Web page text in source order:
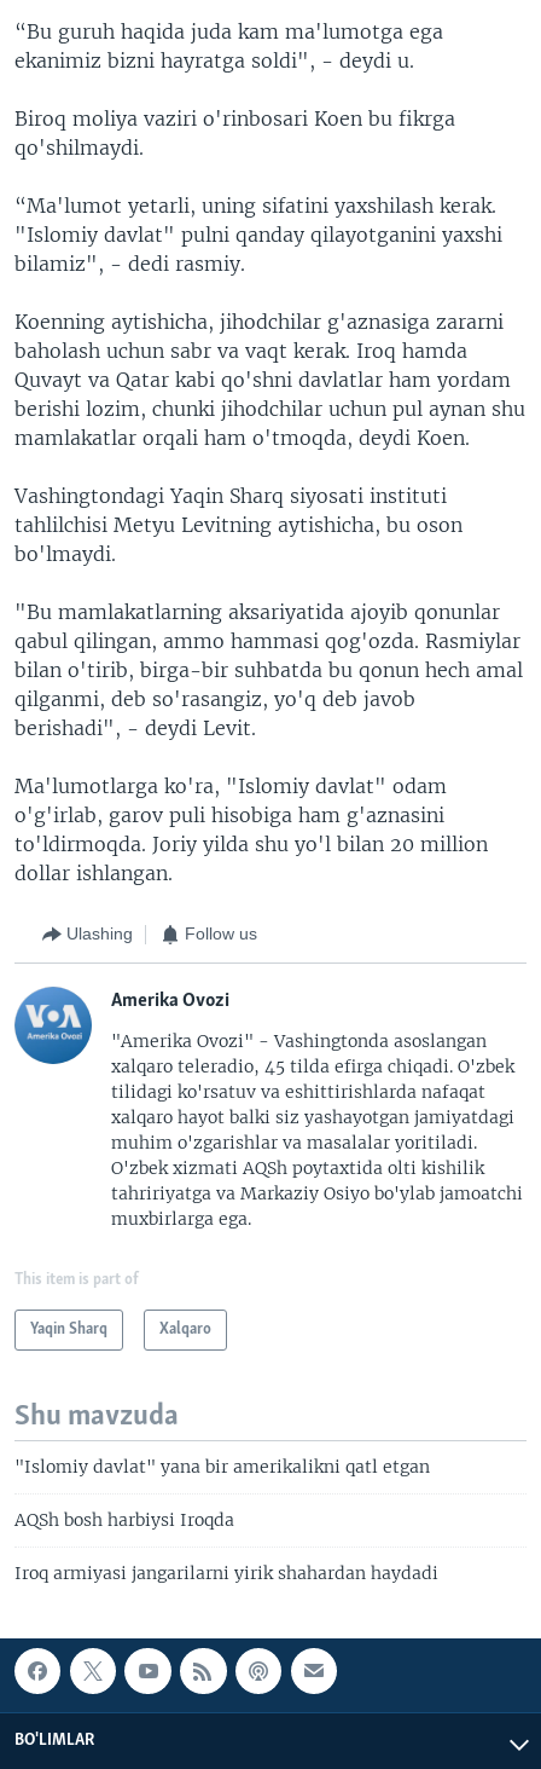
“Bu guruh haqida juda kam ma'lumotga ega
ekanimiz bizni hayratga soldi", - deydi u.
Biroq moliya vaziri o'rinbosari Koen bu fikrga
qo'shilmaydi.
“Ma'lumot yetarli, uning sifatini yaxshilash kerak.
"Islomiy davlat" pulni qanday qilayotganini yaxshi
bilamiz", - dedi rasmiy.
Koenning aytishicha, jihodchilar g'aznasiga zararni
baholash uchun sabr va vaqt kerak. Iroq hamda
Quvayt va Qatar kabi qo'shni davlatlar ham yordam
berishi lozim, chunki jihodchilar uchun pul aynan shu
mamlakatlar orqali ham o'tmoqda, deydi Koen.
Vashingtondagi Yaqin Sharq siyosati instituti
tahlilchisi Metyu Levitning aytishicha, bu oson
bo'lmaydi.
"Bu mamlakatlarning aksariyatida ajoyib qonunlar
qabul qilingan, ammo hammasi qog'ozda. Rasmiylar
bilan o'tirib, birga-bir suhbatda bu qonun hech amal
qilganmi, deb so'rasangiz, yo'q deb javob
berishadi", - deydi Levit.
Ma'lumotlarga ko'ra, "Islomiy davlat" odam
o'g'irlab, garov puli hisobiga ham g'aznasini
to'ldirmoqda. Joriy yilda shu yo'l bilan 20 million
dollar ishlangan.
Ulashing Follow us
Amerika Ovozi
"Amerika Ovozi" - Vashingtonda asoslangan
xalqaro teleradio, 45 tilda efirga chiqadi. O'zbek
tilidagi ko'rsatuv va eshittirishlarda nafaqat
xalqaro hayot balki siz yashayotgan jamiyatdagi
muhim o'zgarishlar va masalalar yoritiladi.
O'zbek xizmati AQSh poytaxtida olti kishilik
tahririyatga va Markaziy Osiyo bo'ylab jamoatchi
muxbirlarga ega.
This item is part of
Yaqin Sharq Xalqaro
Shu mavzuda
"Islomiy davlat" yana bir amerikalikni qatl etgan
AQSh bosh harbiysi Iroqda
Iroq armiyasi jangarilarni yirik shahardan haydadi
BO'LIMLAR